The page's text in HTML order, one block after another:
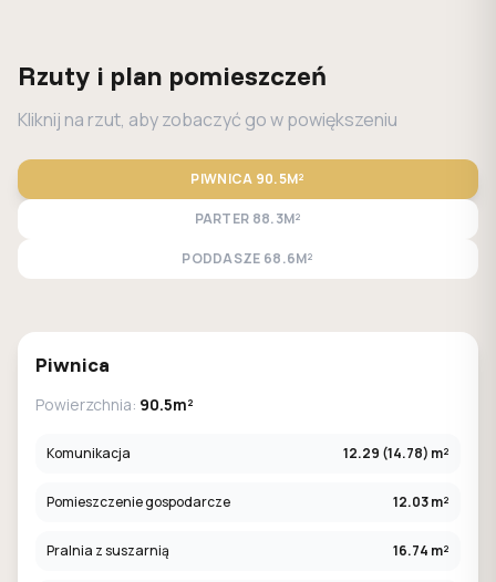
Rzuty i plan pomieszczeń
Kliknij na rzut, aby zobaczyć go w powiększeniu
PIWNICA 90.5M²
PARTER 88.3M²
PODDASZE 68.6M²
Piwnica
Powierzchnia: 90.5m²
Komunikacja 12.29 (14.78) m²
Pomieszczenie gospodarcze 12.03 m²
Pralnia z suszarnią 16.74 m²